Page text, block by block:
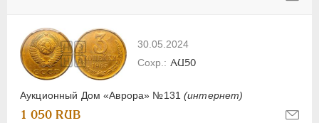
30.05.2024
Аукционный Дом «Аврора» №131(интернет)
AU50
1 050 RUB